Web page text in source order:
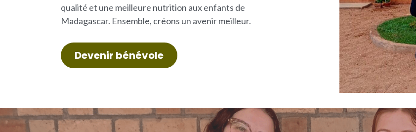
qualité et une meilleure nutrition aux enfants de
Madagascar. Ensemble, créons un avenir meilleur.
Devenir bénévole